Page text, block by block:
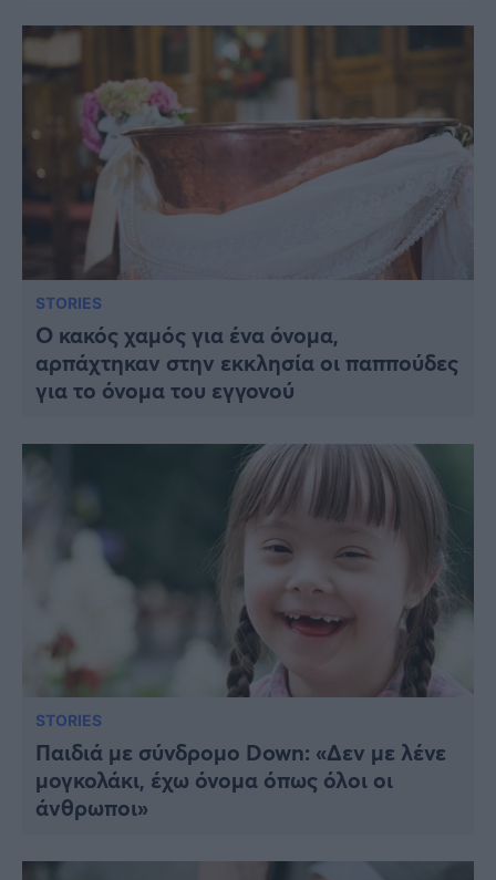
STORIES
Ο κακός χαμός για ένα όνομα,
αρπάχτηκαν στην εκκλησία οι παππούδες
για το όνομα του εγγονού
STORIES
Παιδιά με σύνδρομο Down: «Δεν με λένε
μογκολάκι, έχω όνομα όπως όλοι οι
άνθρωποι»